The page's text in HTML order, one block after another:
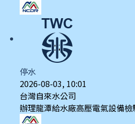
停水
2026-08-03, 10:01
台灣自來水公司
辦理龍潭給水廠高壓電氣設備